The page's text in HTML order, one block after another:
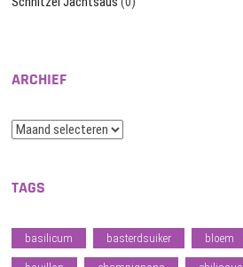
ARCHIEF
Archief
TAGS
basilicum basterdsuiker bloem